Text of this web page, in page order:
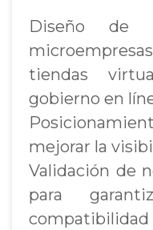
Diseño de
tiendas
gobierno en
mejorar la
Validación de
para
compatibilidad